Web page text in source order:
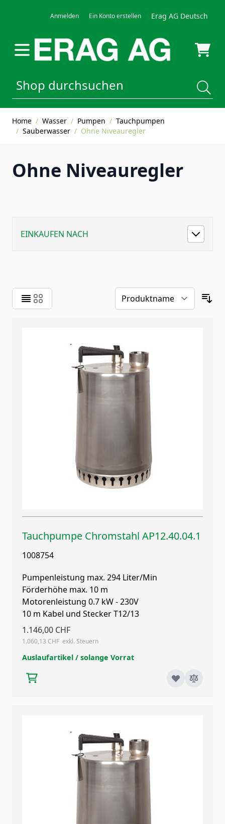
Anmelden Ein Konto erstellen Erag AG Deutsch
Home / Wasser / Pumpen / Tauchpumpen
/ Sauberwasser / Ohne Niveauregler
Ohne Niveauregler
EINKAUFEN NACH
Tauchpumpe Chromstahl AP12.40.04.1
1008754
Pumpenleistung max. 294 Liter/Min
Förderhöhe max. 10 m
Motorenleistung 0.7 kW - 230V
10 m Kabel und Stecker T12/13
1.146,00 CHF
1.060,13 CHF
Auslaufartikel / solange Vorrat